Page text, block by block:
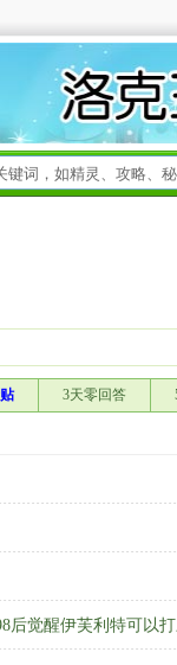
3天零回答
后觉醒伊芙利特可以